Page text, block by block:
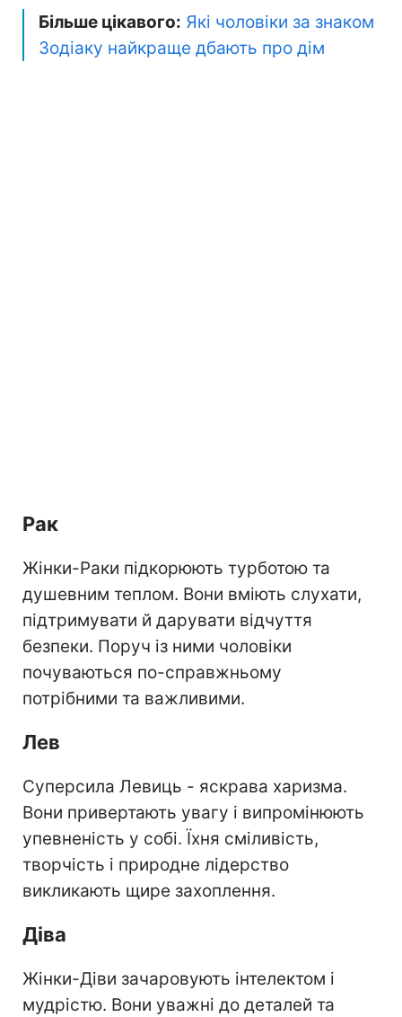
Більше цікавого: Які чоловіки за знаком
Зодіаку найкраще дбають про дім
Рак
Жінки-Раки підкорюють турботою та
душевним теплом. Вони вміють слухати,
підтримувати й дарувати відчуття
безпеки. Поруч із ними чоловіки
почуваються по-справжньому
потрібними та важливими.
Лев
Суперсила Левиць - яскрава харизма.
Вони привертають увагу і випромінюють
упевненість у собі. Їхня сміливість,
творчість і природне лідерство
викликають щире захоплення.
Діва
Жінки-Діви зачаровують інтелектом і
мудрістю. Вони уважні до деталей та